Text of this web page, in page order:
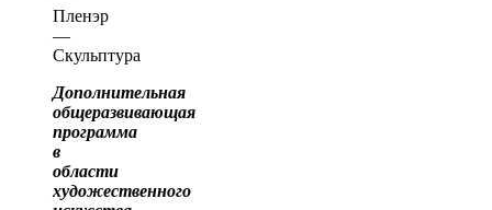
Пленэр
—
Скульптура
Дополнительная
общеразвивающая
программа
в
области
художественного